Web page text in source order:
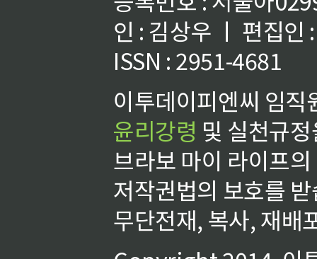
인 : 김상우 ㅣ 편집인
ISSN : 2951-4681
이투데이피엔씨 임
윤리강령 및 실천규
브라보 마이 라이프
저작권법의 보호를
무단전재, 복사, 재배